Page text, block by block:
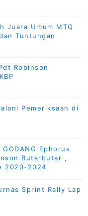
Juara Umum MTQ
Tuntungan
Robinson
Pemeriksaan di
Ephorus
Butarbutar ,
2020-2024
Sprint Rally Lap